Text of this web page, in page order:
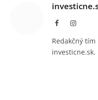
Facebook
Redakčný